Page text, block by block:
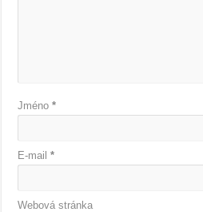
Jméno*
E-mail*
Webová stránka